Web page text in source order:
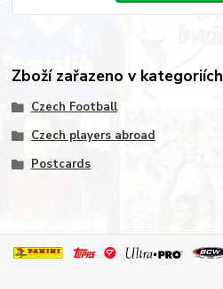
Zboží zařazeno v kategoriích
Czech Football
Czech players abroad
Postcards